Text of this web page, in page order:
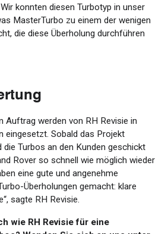
konnten diesen Turbotyp in unser
MasterTurbo zu einem der wenigen
die diese Überholung durchführen
Auftrag werden von RH Revisie in
eingesetzt. Sobald das Projekt
Turbos an den Kunden geschickt
Rover so schnell wie möglich wieder
eine gute und angenehme
Überholungen gemacht: klare
sagte RH Revisie.
wie RH Revisie für eine